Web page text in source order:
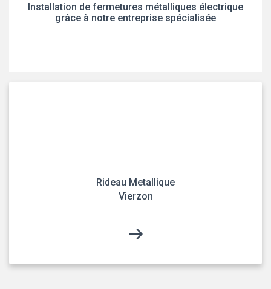
Installation de fermetures métalliques électrique
grâce à notre entreprise spécialisée
Rideau Metallique
Vierzon